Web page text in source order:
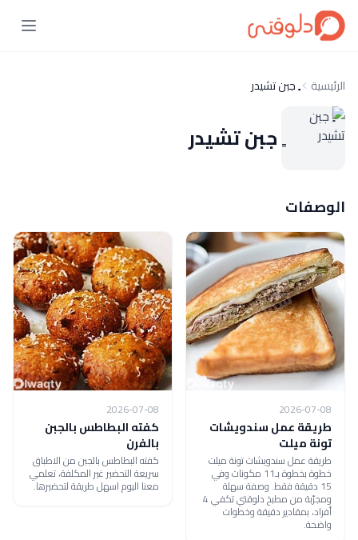
الرئيسية ٍ جبن تشيدر
ٍ جبن تشيدر
الوصفات
2026-07-08
طريقة عمل سندويشات
تونة ميلت
طريقة عمل سندويشات تونة ميلت
خطوة بخطوة بـ11 مكونات وفي
15 دقيقة فقط. وصفة سهلة
ومجرّبة من مطبخ دلوقتي تكفي 4
أفراد، بمقادير دقيقة وخطوات
واضحة.
2026-07-08
كفته البطاطس بالجبن
بالفرن
كفته البطاطس بالجبن من الاطباق
سريعة التحضير غير المكلفة، تعلمي
معنا اليوم اسهل طريقة لتحضيرها.